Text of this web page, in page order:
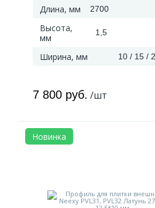
Длина, мм 2700
Высота,
мм
1,5
Ширина, мм 10 / 15 /
7 800 руб. /шт
Новинка